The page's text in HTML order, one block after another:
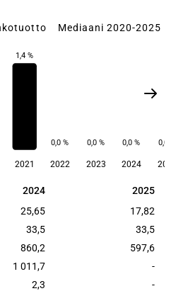
Mediaani 2020-2025
1,4 %
0,0 % 0,0 % 0,0 % 0,0 %
2021 2022 2023 2024
2024 2025
2024
2025
25,65
17,82
33,5
33,5
860,2
597,6
1 011,7
-
2,3
-